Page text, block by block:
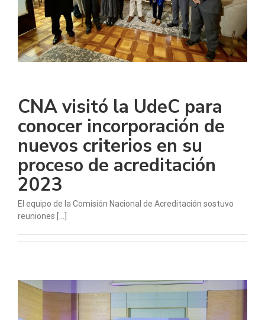
CNA visitó la UdeC para
conocer incorporación de
nuevos criterios en su
proceso de acreditación
2023
El equipo de la Comisión Nacional de Acreditación sostuvo
reuniones [...]